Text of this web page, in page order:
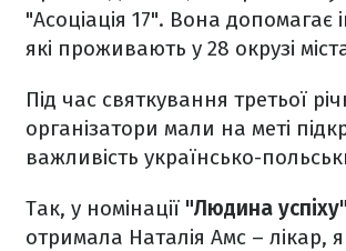
"Асоціація 17". Вона допомагає
які проживають у 28 окрузі
Під час святкування третьої
організатори мали на меті
важливість українсько-
Так, у номінації "Людина успіху"
отримала Наталія Амс – лікар,